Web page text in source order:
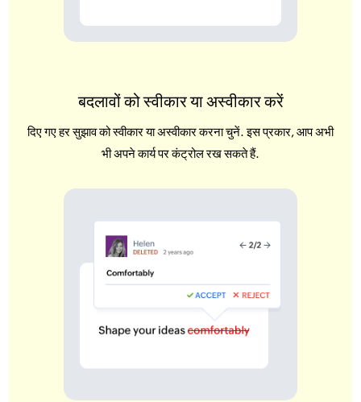
बदलावों को स्वीकार या अस्वीकार करें
दिए गए हर सुझाव को स्वीकार या अस्वीकार करना चुनें. इस प्रकार, आप अभी
भी अपने कार्य पर कंट्रोल रख सकते हैं.